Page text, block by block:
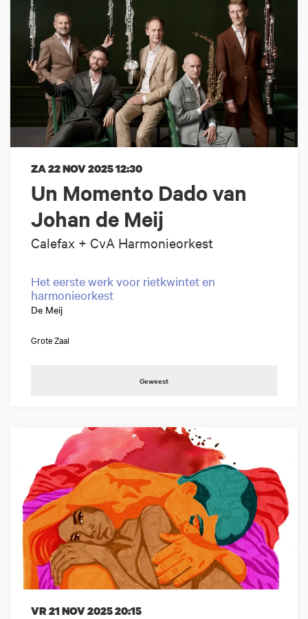
Un Momento Dado van
Johan de Meij
Calefax + CvA Harmonieorkest
ZA 22 NOV 202512:30
Het eerste werk voor rietkwintet en
harmonieorkest
De Meij
Grote Zaal
Geweest
VR 21 NOV 202520:15